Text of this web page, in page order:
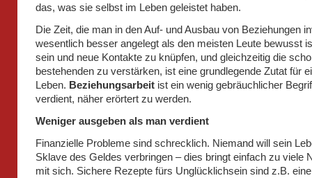
das, was sie selbst im Leben geleistet haben.
Die Zeit, die man in den Auf- und Ausbau von Beziehungen
wesentlich besser angelegt als den meisten Leute bewusst
sein und neue Kontakte zu knüpfen, und gleichzeitig die
bestehenden zu verstärken, ist eine grundlegende Zutat für
Leben. Beziehungsarbeit ist ein wenig gebräuchlicher
verdient, näher erörtert zu werden.
Weniger ausgeben als man verdient
Finanzielle Probleme sind schrecklich. Niemand will sein
Sklave des Geldes verbringen – dies bringt einfach zu viele
mit sich. Sichere Rezepte fürs Unglücklichsein sind z.B.